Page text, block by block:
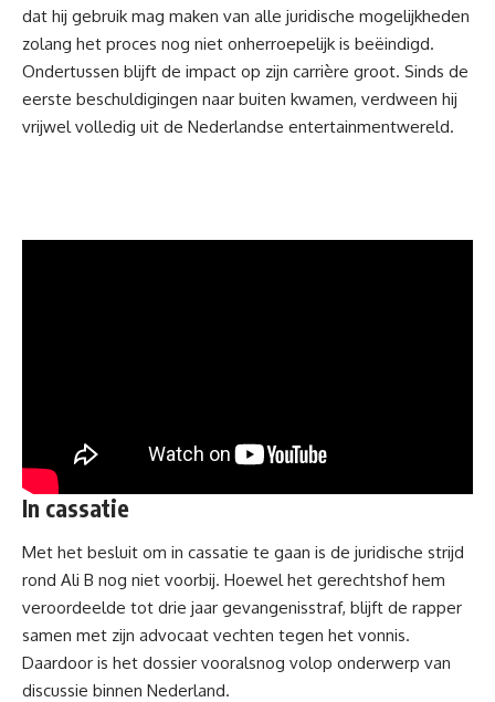
dat hij gebruik mag maken van alle juridische mogelijkheden
zolang het proces nog niet onherroepelijk is beëindigd.
Ondertussen blijft de impact op zijn carrière groot. Sinds de
eerste beschuldigingen naar buiten kwamen, verdween hij
vrijwel volledig uit de Nederlandse entertainmentwereld.
In cassatie
Met het besluit om in cassatie te gaan is de juridische strijd
rond Ali B nog niet voorbij. Hoewel het gerechtshof hem
veroordeelde tot drie jaar gevangenisstraf, blijft de rapper
samen met zijn advocaat vechten tegen het vonnis.
Daardoor is het dossier vooralsnog volop onderwerp van
discussie binnen Nederland.